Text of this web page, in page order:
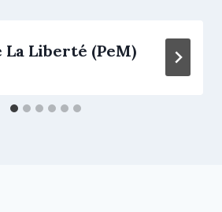
La Liberté (PeM)